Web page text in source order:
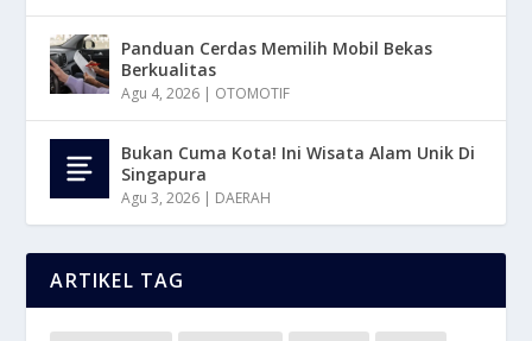
Panduan Cerdas Memilih Mobil Bekas
Berkualitas
Agu 4, 2026 | OTOMOTIF
Bukan Cuma Kota! Ini Wisata Alam Unik Di
Singapura
Agu 3, 2026 | DAERAH
ARTIKEL TAG